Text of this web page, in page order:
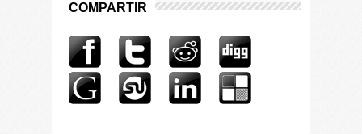
COMPARTIR